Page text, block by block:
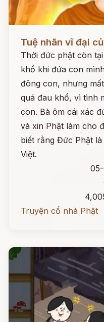
Tuệ nhãn vĩ đại
Thời đức phật còn
khổ khi đứa con
đông con, nhưng
quá đau khổ, vì tình
con. Bà ôm cái xác
và xin Phật làm cho
biết rằng Đức Phật
Việt.
Truyện cổ nhà Phật